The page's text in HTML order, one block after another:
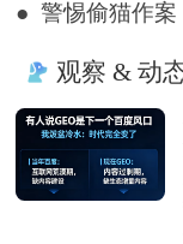
观察 & 动